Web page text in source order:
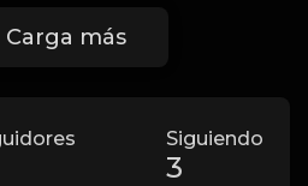
Carga más
Siguiendo
3